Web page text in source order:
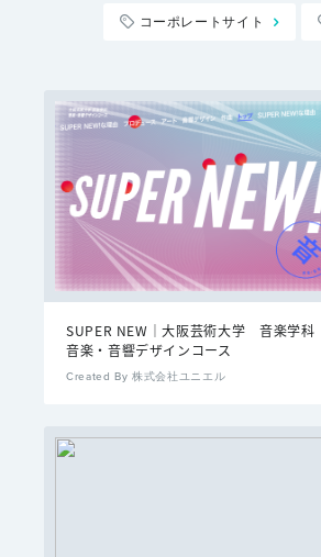
コーポレートサイト
SUPER NEW｜大阪芸術大学 音楽学科
音楽・音響デザインコース
Created By 株式会社ユニエル